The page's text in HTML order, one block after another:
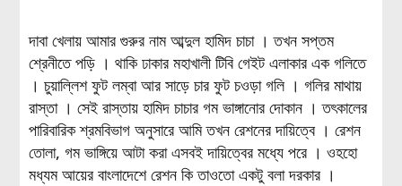
দাবা খেলায় আমার গুরুর নাম আব্দুল হামিদ চাচা । তখন সপ্তম
শ্রেনীতে পড়ি । থাকি ঢাকার মহাখালী টিবি গেইট এলাকার এক গলিতে
। চুয়াল্লিশ ফুট লম্বা আর সাড়ে চার ফুট চওড়া গলি । গলির মাথায়
রাস্তা । সেই রাস্তায় হামিদ চাচার গম ভাঙ্গানোর দোকান । তৎকালের
পারিবারিক শ্রমবিভাগ অনুসারে আমি তখন রেশনের দায়িত্বে । রেশন
তোলা, গম ভাঙ্গিয়ে আটা করা এসবই দায়িত্বের মধ্যে পরে । ওহহো
মধ্যম আয়ের বাংলাদেশে রেশন কি তাওতো একটু বলা দরকার ।